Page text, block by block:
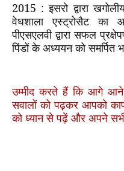
2015 :इसरो द्वारा
वेधशाला एस्ट्रोसैट का
पीएसएलवी द्वारा सफल
पिंडों के अध्ययन को समर्पित
उम्मीद करते हैं कि आगे आने
सवालों को पढ़कर आपको
को ध्यान से पढ़ें और अपने